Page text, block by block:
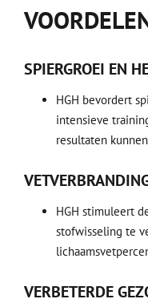
SPIERGROEI EN
HGH bevordert
intensieve
resultaten
HGH stimuleert
stofwisseling te
VERBETERDE